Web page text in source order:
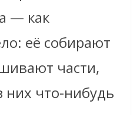
— как
её собирают
части,
них что-нибудь